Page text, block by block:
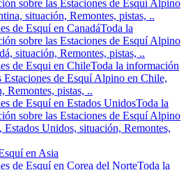
sobre las Estaciones de Esquí Alpino
situación, Remontes, pistas, ..
de Esquí en CanadáToda la
sobre las Estaciones de Esquí Alpino
situación, Remontes, pistas, ..
de Esqui en ChileToda la información
Estaciones de Esquí Alpino en Chile,
Remontes, pistas, ..
de Esquí en Estados UnidosToda la
sobre las Estaciones de Esquí Alpino
Estados Unidos, situación, Remontes,
en Asia
de Esquí en Corea del NorteToda la